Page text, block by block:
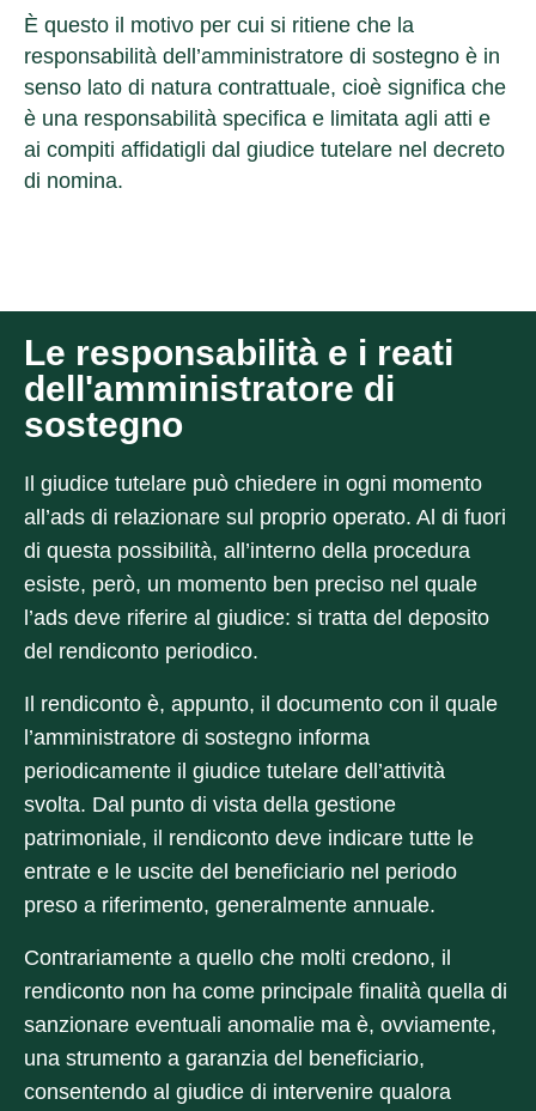
È questo il motivo per cui si ritiene che la
responsabilità dell’amministratore di sostegno è in
senso lato di natura contrattuale, cioè significa che
è una responsabilità specifica e limitata agli atti e
ai compiti affidatigli dal giudice tutelare nel decreto
di nomina.
Le responsabilità e i reati
dell'amministratore di
sostegno
Il giudice tutelare può chiedere in ogni momento
all’ads di relazionare sul proprio operato. Al di fuori
di questa possibilità, all’interno della procedura
esiste, però, un momento ben preciso nel quale
l’ads deve riferire al giudice: si tratta del deposito
del rendiconto periodico.
Il rendiconto è, appunto, il documento con il quale
l’amministratore di sostegno informa
periodicamente il giudice tutelare dell’attività
svolta. Dal punto di vista della gestione
patrimoniale, il rendiconto deve indicare tutte le
entrate e le uscite del beneficiario nel periodo
preso a riferimento, generalmente annuale.
Contrariamente a quello che molti credono, il
rendiconto non ha come principale finalità quella di
sanzionare eventuali anomalie ma è, ovviamente,
una strumento a garanzia del beneficiario,
consentendo al giudice di intervenire qualora